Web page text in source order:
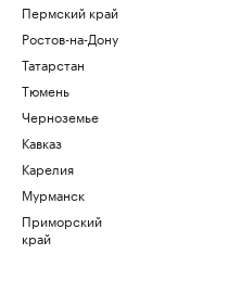
Пермский край
Ростов-на-Дону
Татарстан
Тюмень
Черноземье
Кавказ
Карелия
Мурманск
Приморский
край